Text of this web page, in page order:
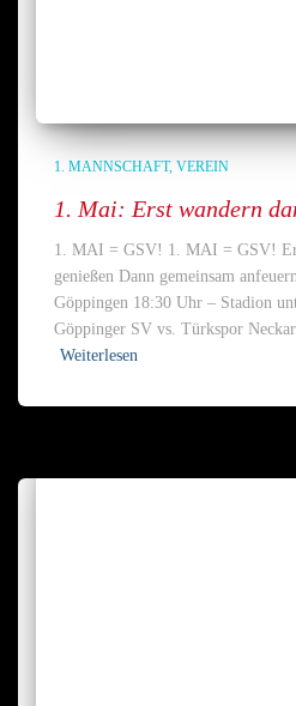
1. MANNSCHAFT VEREIN
1. Mai: Erst wandern
1. MAI = GSV! 1. MAI = GSV!
genießen Dann gemeinsam
Göppingen 18:30 Uhr – Stadion
Göppinger SV vs. Türkspor
Weiterlesen